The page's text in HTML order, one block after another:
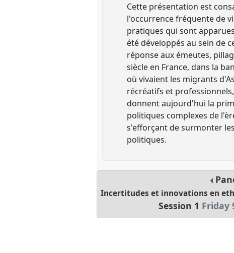
Cette présentation est
l'occurrence fréquente de
pratiques qui sont
été développés au sein de
réponse aux émeutes,
siècle en France, dans la
où vivaient les migrants
récréatifs et
donnent aujourd'hui la
politiques complexes de
s'efforçant de surmonter
politiques.
Incertitudes et innovations en
Session 1 Friday